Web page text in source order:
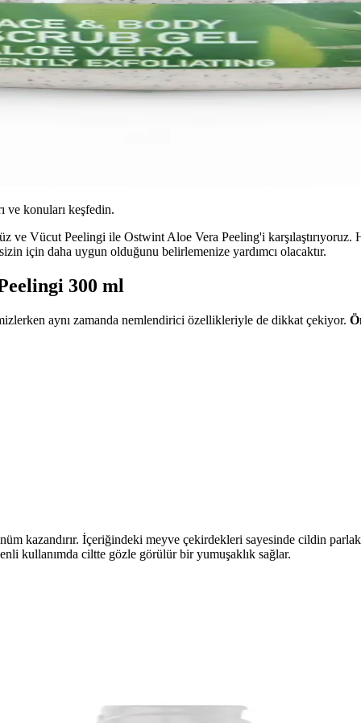
ve konuları keşfedin.
Vücut Peelingi ile Ostwint Aloe Vera Peeling'i karşılaştırıyoruz.
için daha uygun olduğunu belirlemenize yardımcı olacaktır.
300 ml
aynı zamanda nemlendirici özellikleriyle de dikkat çekiyor.
kazandırır. İçeriğindeki meyve çekirdekleri sayesinde cildin
kullanımda ciltte gözle görülür bir yumuşaklık sağlar.
Bakım Seti İncelemesi